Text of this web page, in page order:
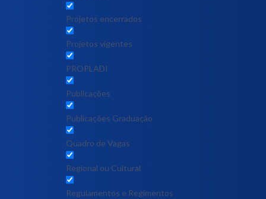
Projetos encerrados
Projetos vigentes
PROPLADI
Publicações
Publicações Graduação
Quadro de Vagas
Regional ou Cultural
Regulamentos e Regimentos